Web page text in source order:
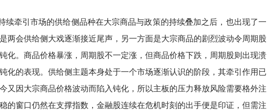
续牵引市场的供给侧品种在大宗商品与政策的持续叠加之后，也出现了一
两会供给侧大戏逐渐接近尾声，另一方面是大宗商品的剧烈波动令周期股
化。商品价格暴涨，周期股不一定涨，但商品价格下跌，周期股则出现溃
化的表现。供给侧主题本身处于一个市场逐渐认识的阶段，其牵引作用已
又因大宗商品价格波动而陷入钝化，所以主板的压力释放风险需要格外注
的窗口仍然在支撑指数，金融股连续在危机时刻的出手便是印证，但需注